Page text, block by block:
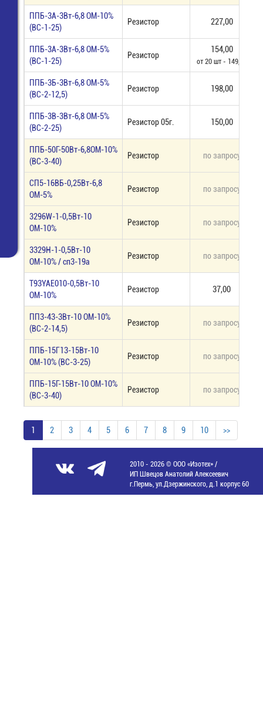
ППБ-3А-3Вт-6,8 ОМ-10%
(ВС-1-25)
Резистор 227,00
ППБ-3А-3Вт-6,8 ОМ-5%
(ВС-1-25)
Резистор
154,00
от 20 шт - 149,50
ППБ-3Б-3Вт-6,8 ОМ-5%
(ВС-2-12,5)
Резистор 198,00
ППБ-3В-3Вт-6,8 ОМ-5%
(ВС-2-25)
Резистор 05г. 150,00
ППБ-50Г-50Вт-6,8ОМ-10%
(ВС-3-40)
Резистор по запросу
СП5-16ВБ-0,25Вт-6,8
ОМ-5%
Резистор по запросу
3296W-1-0,5Вт-10
ОМ-10%
Резистор по запросу
3329H-1-0,5Вт-10
ОМ-10% / cп3-19а
Резистор по запросу
T93YAE010-0,5Вт-10
ОМ-10%
Резистор 37,00
ПП3-43-3Вт-10 ОМ-10%
(ВС-2-14,5)
Резистор по запросу
ППБ-15Г13-15Вт-10
ОМ-10% (ВС-3-25)
Резистор по запросу
ППБ-15Г-15Вт-10 ОМ-10%
(ВС-3-40)
Резистор по запросу
1 2 3 4 5 6 7 8 9 10 >>
2010 - 2026 © ООО «Изотех» /
ИП Швецов Анатолий Алексеевич
г.Пермь, ул.Дзержинского, д.1 корпус 60